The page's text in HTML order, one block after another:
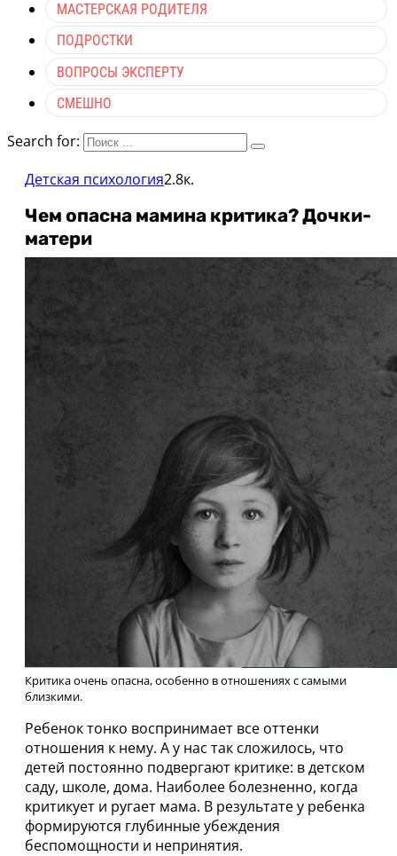
МАСТЕРСКАЯ РОДИТЕЛЯ
ПОДРОСТКИ
ВОПРОСЫ ЭКСПЕРТУ
СМЕШНО
Search for:
Детская психология2.8к.
Чем опасна мамина критика? Дочки-
матери
Критика очень опасна, особенно в отношениях с самыми
близкими.
Ребенок тонко воспринимает все оттенки
отношения к нему. А у нас так сложилось, что
детей постоянно подвергают критике: в детском
саду, школе, дома. Наиболее болезненно, когда
критикует и ругает мама. В результате у ребенка
формируются глубинные убеждения
беспомощности и непринятия.